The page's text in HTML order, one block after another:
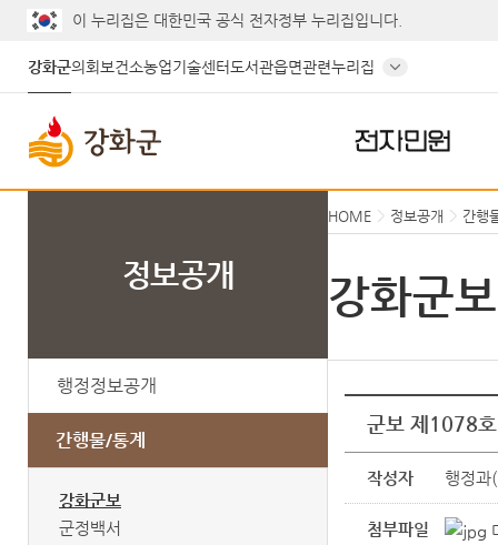
이 누리집은 대한민국 공식 전자정부 누리집입니다.
강화군의회 보건소농업기술센터 도서관읍면관련누리집
전자민원
정보공개
행정정보공개
간행물/통계
강화군보
군정백서
HOME 정보공개 간행
강화군보
군보 제1078호
작성자 행정과
첨부파일